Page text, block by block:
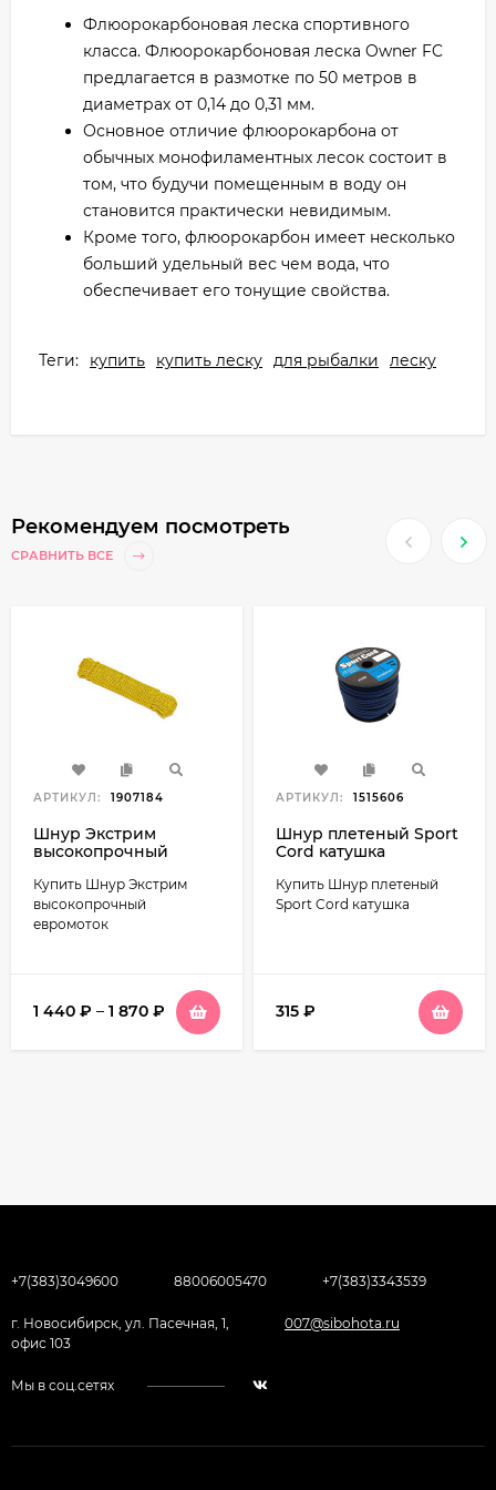
Флюорокарбоновая леска спортивного
класса. Флюорокарбоновая леска Owner FC
предлагается в размотке по 50 метров в
диаметрах от 0,14 до 0,31 мм.
Основное отличие флюорокарбона от
обычных монофиламентных лесок состоит в
том, что будучи помещенным в воду он
становится практически невидимым.
Кроме того, флюорокарбон имеет несколько
больший удельный вес чем вода, что
обеспечивает его тонущие свойства.
Теги: купить купить леску для рыбалки леску
Рекомендуем посмотреть
СРАВНИТЬ ВСЕ
АРТИКУЛ: 1907184
Шнур Экстрим
высокопрочный
Купить Шнур Экстрим
высокопрочный
евромоток
1 440 ₽ – 1 870 ₽
АРТИКУЛ: 1515606
Шнур плетеный Sport
Cord катушка
Купить Шнур плетеный
Sport Cord катушка
315 ₽
+7(383)3049600 88006005470 +7(383)3343539
г. Новосибирск, ул. Пасечная, 1,
офис 103
007@sibohota.ru
Мы в соц.сетях